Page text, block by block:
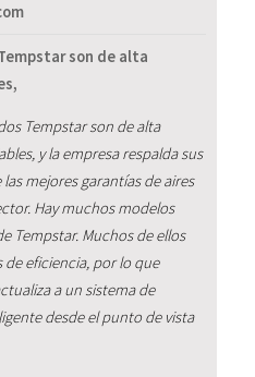
son de alta
Tempstar son de alta
y la empresa respalda sus
mejores garantías de aires
Hay muchos modelos
Tempstar. Muchos de ellos
eficiencia, por lo que
a un sistema de
desde el punto de vista